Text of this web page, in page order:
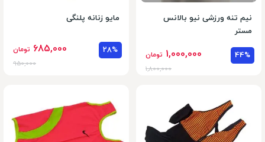
نیم تنه ورزشی نیو بالانس
مستر
44%
1,000,000 تومان
1,800,000
مایو زنانه پلنگی
28%
685,000 تومان
950,000